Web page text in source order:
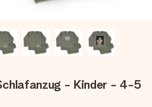
- Kinder - 4-5